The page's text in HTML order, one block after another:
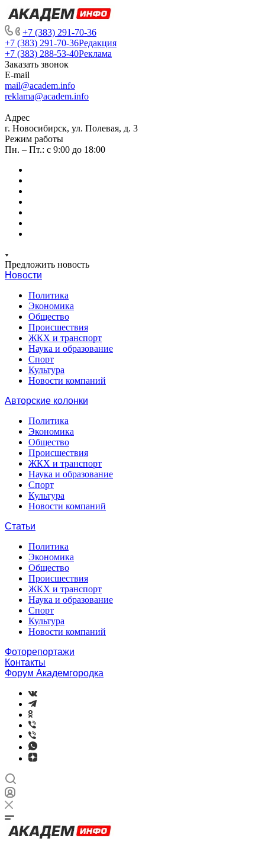
+7 (383) 291-70-36
+7 (383) 291-70-36Редакция
+7 (383) 288-53-40Реклама
Заказать звонок
E-mail
mail@academ.info
reklama@academ.info
Адрес
г. Новосибирск, ул. Полевая, д. 3
Режим работы
Пн. – Пт.: с 9:00 до 18:00
Предложить новость
Новости
Политика
Экономика
Общество
Происшествия
ЖКХ и транспорт
Наука и образование
Спорт
Культура
Новости компаний
Авторские колонки
Политика
Экономика
Общество
Происшествия
ЖКХ и транспорт
Наука и образование
Спорт
Культура
Новости компаний
Статьи
Политика
Экономика
Общество
Происшествия
ЖКХ и транспорт
Наука и образование
Спорт
Культура
Новости компаний
Фоторепортажи
Контакты
Форум Академгородка